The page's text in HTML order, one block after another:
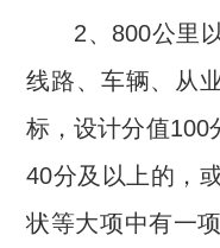
2、800公里
线路、车辆、从
标，设计分值100
40分及以上的，
状等大项中有一